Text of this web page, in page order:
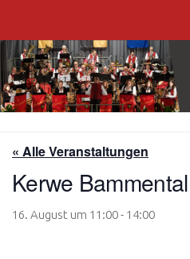
« Alle Veranstaltungen
Kerwe Bammental
16. August um 11:00- 14:00